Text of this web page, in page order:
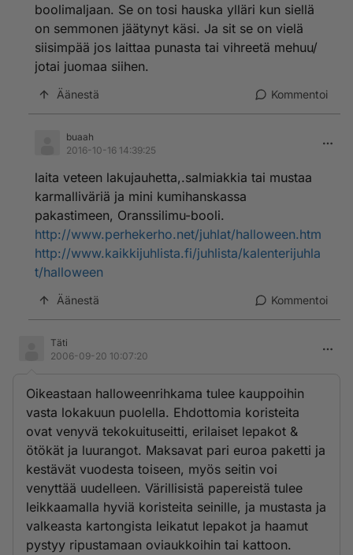
boolimaljaan. Se on tosi hauska ylläri kun siellä
on semmonen jäätynyt käsi. Ja sit se on vielä
siisimpää jos laittaa punasta tai vihreetä mehuu/
jotai juomaa siihen.
Äänestä Kommentoi
buaah
2016-10-16 14:39:25
laita veteen lakujauhetta,.salmiakkia tai mustaa
karmalliväriä ja mini kumihanskassa
pakastimeen, Oranssilimu-booli.
http://www.perhekerho.net/juhlat/halloween.htm
http://www.kaikkijuhlista.fi/juhlista/kalenterijuhla
t/halloween
Äänestä Kommentoi
Täti
2006-09-20 10:07:20
Oikeastaan halloweenrihkama tulee kauppoihin
vasta lokakuun puolella. Ehdottomia koristeita
ovat venyvä tekokuituseitti, erilaiset lepakot &
ötökät ja luurangot. Maksavat pari euroa paketti ja
kestävät vuodesta toiseen, myös seitin voi
venyttää uudelleen. Värillisistä papereistä tulee
leikkaamalla hyviä koristeita seinille, ja mustasta ja
valkeasta kartongista leikatut lepakot ja haamut
pystyy ripustamaan oviaukkoihin tai kattoon.